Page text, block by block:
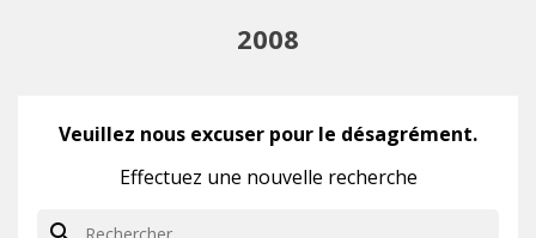
2008
Veuillez nous excuser pour le désagrément.
Effectuez une nouvelle recherche